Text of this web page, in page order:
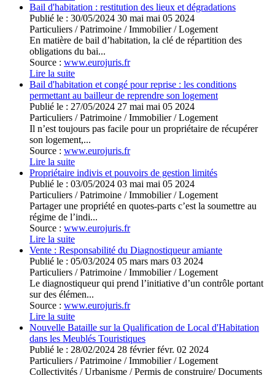
Bail d'habitation : restitution des lieux et dégradations
Publié le : 30/05/2024 30 mai mai 05 2024
Particuliers /Patrimoine /Immobilier / Logement
En matière de bail d’habitation, la clé de répartition des
obligations du bai...
Source : www.eurojuris.fr
Lire la suite
Bail d'habitation et congé pour reprise : les conditions
permettant au bailleur de reprendre son logement
Publié le : 27/05/2024 27 mai mai 05 2024
Particuliers /Patrimoine /Immobilier / Logement
Il n’est toujours pas facile pour un propriétaire de récupérer
son logement,...
Source : www.eurojuris.fr
Lire la suite
Propriétaire indivis et pouvoirs de gestion limités
Publié le : 03/05/2024 03 mai mai 05 2024
Particuliers /Patrimoine /Immobilier / Logement
Partager une propriété en quotes-parts c’est la soumettre au
régime de l’indi...
Source : www.eurojuris.fr
Lire la suite
Vente : Responsabilité du Diagnostiqueur amiante
Publié le : 05/03/2024 05 mars mars 03 2024
Particuliers /Patrimoine /Immobilier / Logement
Le diagnostiqueur qui prend l’initiative d’un contrôle portant
sur des élémen...
Source : www.eurojuris.fr
Lire la suite
Nouvelle Bataille sur la Qualification de Local d'Habitation
dans les Meublés Touristiques
Publié le : 28/02/2024 28 février févr. 02 2024
Particuliers /Patrimoine /Immobilier / Logement
Collectivités /Urbanisme /Permis de construire/ Documents